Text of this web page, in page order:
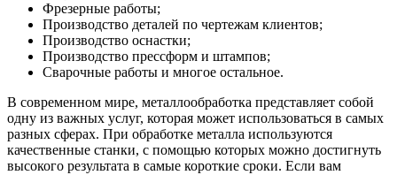
Фрезерные работы;
Производство деталей по чертежам клиентов;
Производство оснастки;
Производство прессформ и штампов;
Сварочные работы и многое остальное.
В современном мире, металлообработка представляет собой
одну из важных услуг, которая может использоваться в самых
разных сферах. При обработке металла используются
качественные станки, с помощью которых можно достигнуть
высокого результата в самые короткие сроки. Если вам